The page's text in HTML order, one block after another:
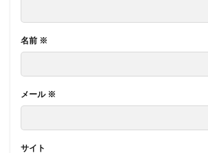
名前 ※
メール ※
サイト